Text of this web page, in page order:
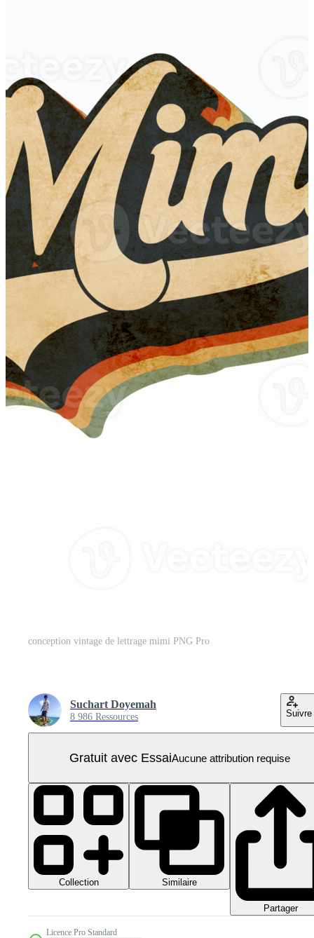
conception vintage de lettrage mimi PNG Pro
Suchart Doyemah
8 986 Ressources Suivre
Gratuit avec EssaiAucune attribution requise
Collection Similaire
Partager
Licence Pro Standard